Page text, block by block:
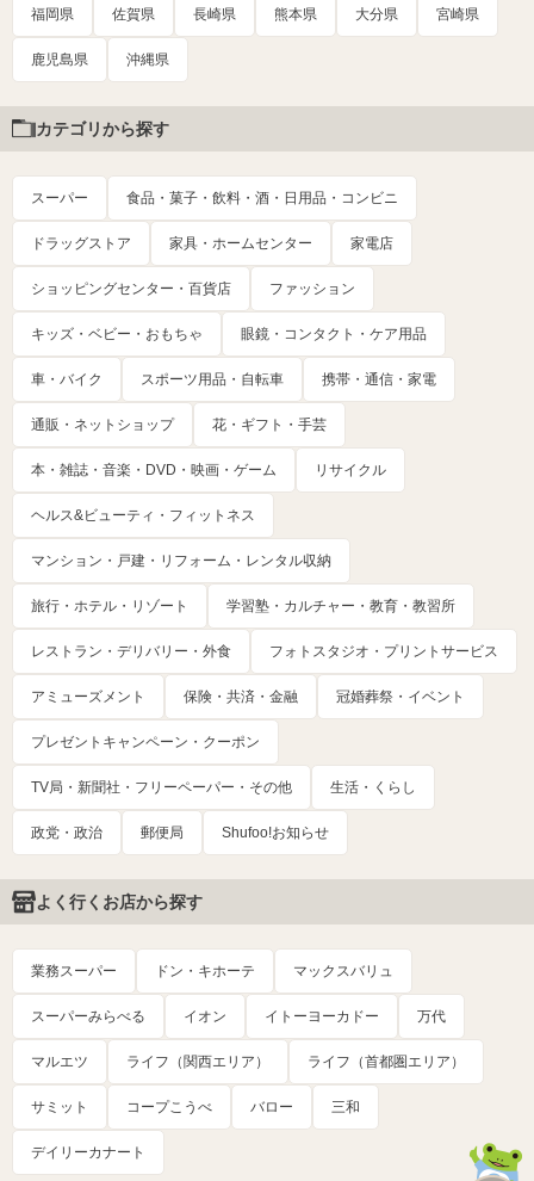
福岡県 佐賀県 長崎県 熊本県 大分県 宮崎県
鹿児島県 沖縄県
カテゴリから探す
スーパー 食品・菓子・飲料・酒・日用品・コンビニ
ドラッグストア 家具・ホームセンター 家電店
ショッピングセンター・百貨店 ファッション
キッズ・ベビー・おもちゃ 眼鏡・コンタクト・ケア用品
車・バイク スポーツ用品・自転車 携帯・通信・家電
通販・ネットショップ 花・ギフト・手芸
本・雑誌・音楽・DVD・映画・ゲーム リサイクル
ヘルス&ビューティ・フィットネス
マンション・戸建・リフォーム・レンタル収納
旅行・ホテル・リゾート 学習塾・カルチャー・教育・教習所
レストラン・デリバリー・外食 フォトスタジオ・プリントサービス
アミューズメント 保険・共済・金融 冠婚葬祭・イベント
プレゼントキャンペーン・クーポン
TV局・新聞社・フリーペーパー・その他 生活・くらし
政党・政治 郵便局 Shufoo!お知らせ
よく行くお店から探す
業務スーパー ドン・キホーテ マックスバリュ
スーパーみらべる イオン イトーヨーカドー 万代
マルエツ ライフ（関西エリア） ライフ（首都圏エリア）
サミット コープこうべ バロー 三和
デイリーカナート